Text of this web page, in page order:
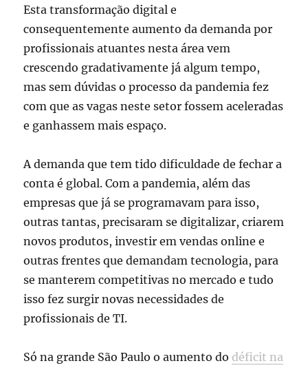
Esta transformação digital e
consequentemente aumento da demanda por
profissionais atuantes nesta área vem
crescendo gradativamente já algum tempo,
mas sem dúvidas o processo da pandemia fez
com que as vagas neste setor fossem aceleradas
e ganhassem mais espaço.
A demanda que tem tido dificuldade de fechar a
conta é global. Com a pandemia, além das
empresas que já se programavam para isso,
outras tantas, precisaram se digitalizar, criarem
novos produtos, investir em vendas online e
outras frentes que demandam tecnologia, para
se manterem competitivas no mercado e tudo
isso fez surgir novas necessidades de
profissionais de TI.
Só na grande São Paulo o aumento do déficit na